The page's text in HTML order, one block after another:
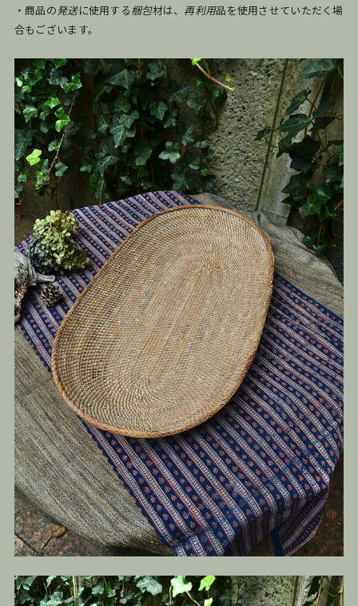
・商品の発送に使用する梱包材は、 再利用品を使用させていただく場
合もございます。